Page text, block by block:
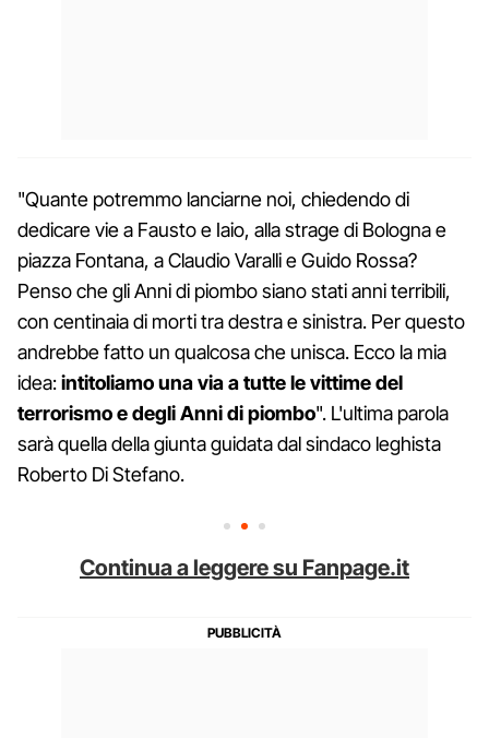
"Quante potremmo lanciarne noi, chiedendo di
dedicare vie a Fausto e Iaio, alla strage di Bologna e
piazza Fontana, a Claudio Varalli e Guido Rossa?
Penso che gli Anni di piombo siano stati anni terribili,
con centinaia di morti tra destra e sinistra. Per questo
andrebbe fatto un qualcosa che unisca. Ecco la mia
idea:intitoliamo una via a tutte le vittime del
terrorismo e degli Anni di piombo". L'ultima parola
sarà quella della giunta guidata dal sindaco leghista
Roberto Di Stefano.
Continua a leggere su Fanpage.it